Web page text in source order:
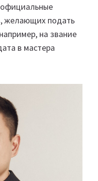
желающих подать
на звание
в мастера